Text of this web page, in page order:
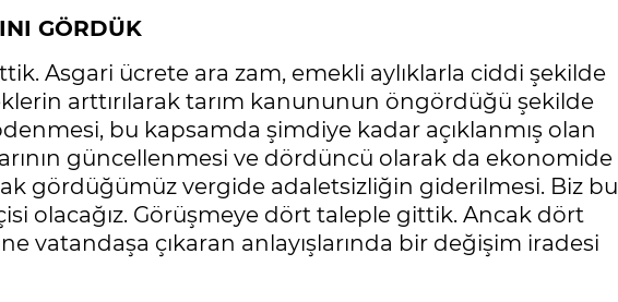
GÖRDÜK
Asgari ücrete ara zam, emekli aylıklarla ciddi şekilde
arttırılarak tarım kanununun öngördüğü şekilde
bu kapsamda şimdiye kadar açıklanmış olan
güncellenmesi ve dördüncü olarak da ekonomide
gördüğümüz vergide adaletsizliğin giderilmesi. Biz bu
olacağız. Görüşmeye dört taleple gittik. Ancak dört
vatandaşa çıkaran anlayışlarında bir değişim iradesi